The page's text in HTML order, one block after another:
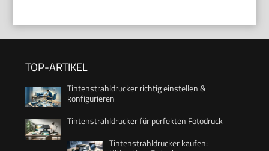
TOP-ARTIKEL
Tintenstrahldrucker richtig einstellen &
konfigurieren
Tintenstrahldrucker für perfekten Fotodruck
Tintenstrahldrucker kaufen: